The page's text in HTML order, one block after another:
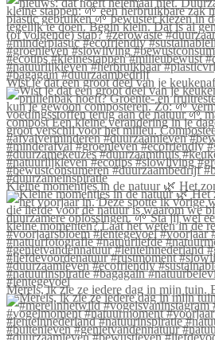
Wist je dat een groot deel van je
Kleine momentjes in de natuur 🌿 Het
Merels, ik zie ze iedere dag in mijn tuin.